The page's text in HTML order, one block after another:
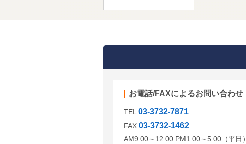
お電話/FAXによるお問い合わせ
TEL 03-3732-7871
FAX 03-3732-1462
AM9:00～12:00 PM1:00～5:00（平日）